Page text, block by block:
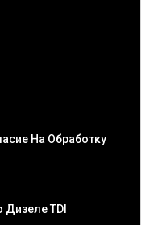
На Обработку
TDI